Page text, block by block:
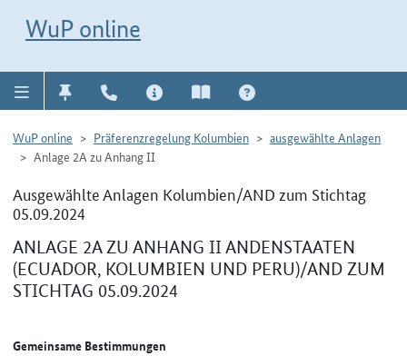
WuP online
WuP online Präferenzregelung Kolumbien
ausgewählte Anlagen
Anlage 2A zu Anhang II
Ausgewählte Anlagen Kolumbien/AND zum Stichtag
05.09.2024
ANLAGE 2A ZU ANHANG II ANDENSTAATEN
(ECUADOR, KOLUMBIEN UND PERU)/AND ZUM
STICHTAG 05.09.2024
Gemeinsame Bestimmungen